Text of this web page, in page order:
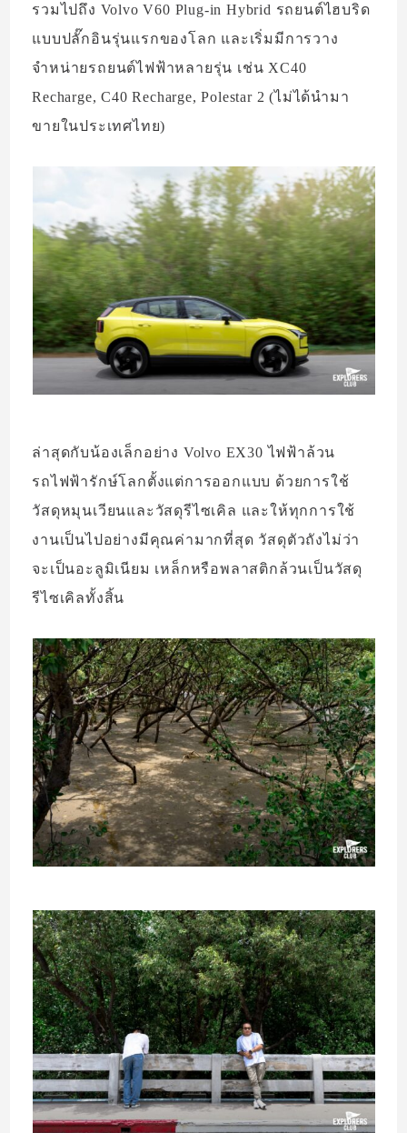
รวมไปถึง Volvo V60 Plug-in Hybrid รถยนต์ไฮบริด
แบบปลั๊กอินรุ่นแรกของโลก และเริ่มมีการวาง
จำหน่ายรถยนต์ไฟฟ้าหลายรุ่น เช่น XC40
Recharge, C40 Recharge, Polestar 2 (ไม่ได้นำมา
ขายในประเทศไทย)
ล่าสุดกับน้องเล็กอย่าง Volvo EX30 ไฟฟ้าล้วน
รถไฟฟ้ารักษ์โลกตั้งแต่การออกแบบ ด้วยการใช้
วัสดุหมุนเวียนและวัสดุรีไซเคิล และให้ทุกการใช้
งานเป็นไปอย่างมีคุณค่ามากที่สุด วัสดุตัวถังไม่ว่า
จะเป็นอะลูมิเนียม เหล็กหรือพลาสติกล้วนเป็นวัสดุ
รีไซเคิลทั้งสิ้น